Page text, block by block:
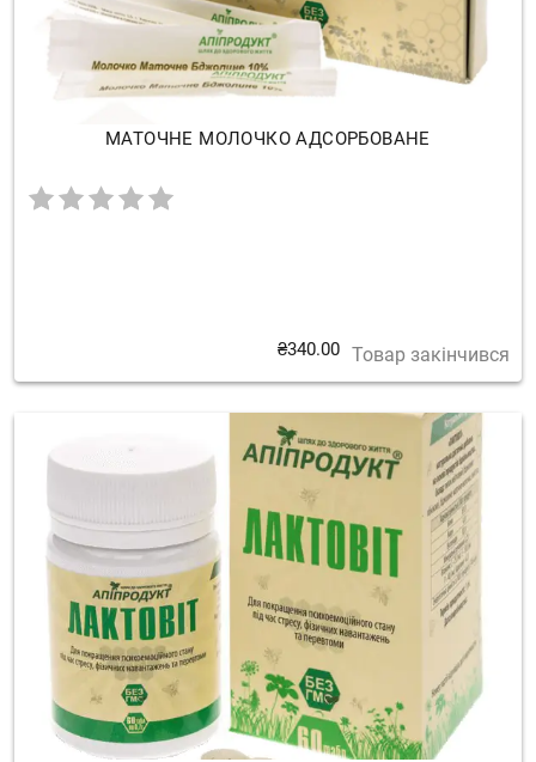
МАТОЧНЕ МОЛОЧКО АДСОРБОВАНЕ
₴340.00 Товар закінчився